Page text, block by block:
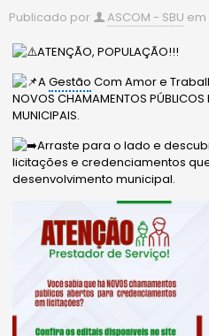
Publicado por ASCOM - SBU em
ATENÇÃO, POPULAÇÃO!!!
AGestão Com Amor e
NOVOS CHAMAMENTOS PÚBLICOS
MUNICIPAIS.
Arraste para o lado e
licitações e credenciamentos
desenvolvimento municipal.